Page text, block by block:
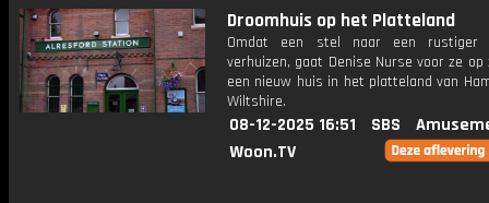
Droomhuis op het Platteland
Omdat een stel naar een rustiger
verhuizen, gaat Denise Nurse voor ze op
een nieuw huis in het platteland van
Wiltshire.
08-12-2025 16:51 SBS
Woon.TV